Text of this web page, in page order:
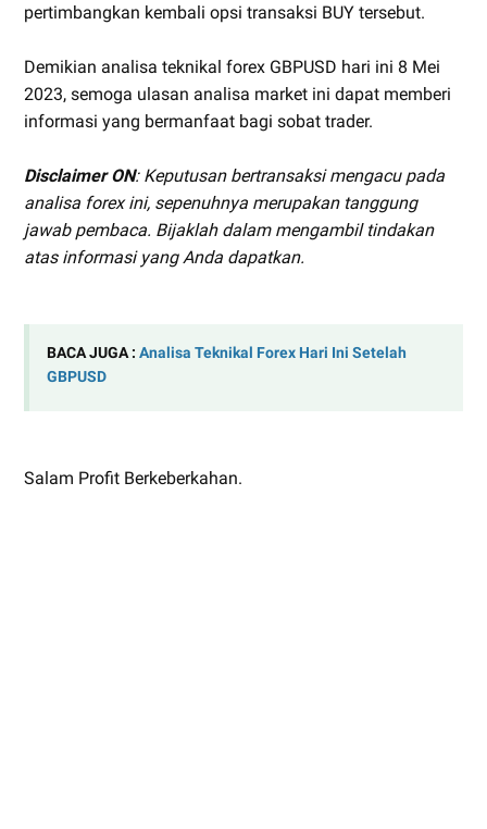
pertimbangkan kembali opsi transaksi BUY tersebut.
Demikian analisa teknikal forex GBPUSD hari ini 8 Mei
2023, semoga ulasan analisa market ini dapat memberi
informasi yang bermanfaat bagi sobat trader.
Disclaimer ON: Keputusan bertransaksi mengacu pada
analisa forex ini, sepenuhnya merupakan tanggung
jawab pembaca. Bijaklah dalam mengambil tindakan
atas informasi yang Anda dapatkan.
BACA JUGA : Analisa Teknikal Forex Hari Ini Setelah
GBPUSD
Salam Profit Berkeberkahan.